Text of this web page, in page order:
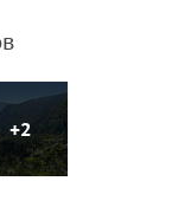
+2